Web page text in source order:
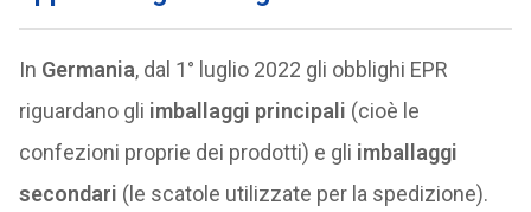
In Germania, dal 1° luglio 2022 gli obblighi EPR
riguardano gli imballaggi principali (cioè le
confezioni proprie dei prodotti) e gli imballaggi
secondari (le scatole utilizzate per la spedizione).